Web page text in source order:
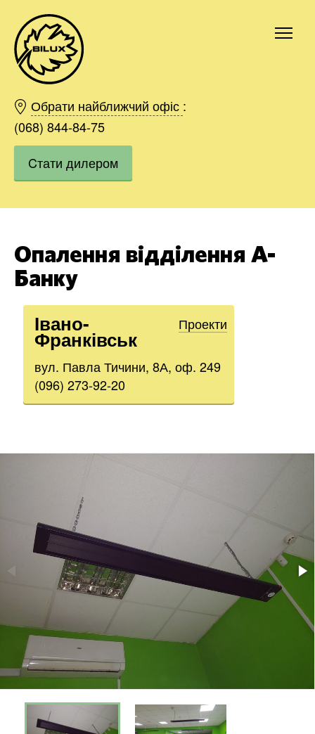
Обрати найближчий офіс :
(068) 844-84-75
Cтати дилером
Опалення відділення А-
Банку
Івано-
Франківськ
Проекти
вул. Павла Тичини, 8А, оф. 249
(096) 273-92-20
Київ
Харків
Одесса
Дніпро
Івано-Франківськ
Вінниця
Область
Замовити